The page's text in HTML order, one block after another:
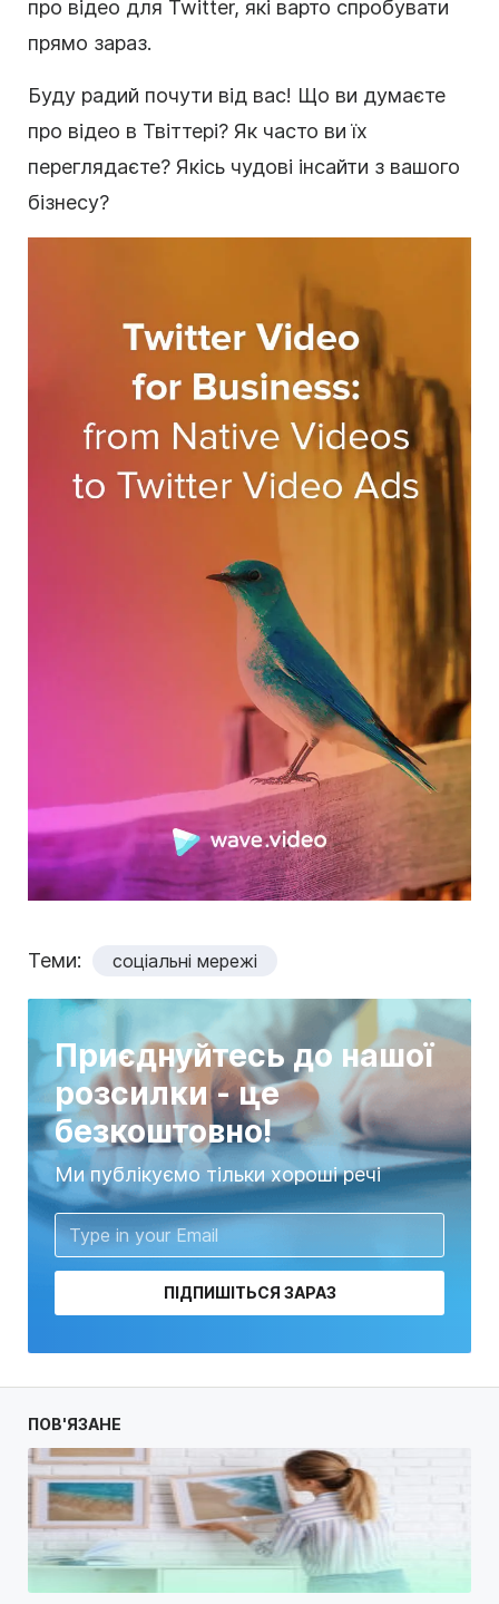
про відео для Twitter, які варто спробувати
прямо зараз.
Буду радий почути від вас! Що ви думаєте
про відео в Твіттері? Як часто ви їх
переглядаєте? Якісь чудові інсайти з вашого
бізнесу?
Теми: соціальні мережі
Приєднуйтесь до нашої
розсилки - це
безкоштовно!
Ми публікуємо тільки хороші речі
ПІДПИШІТЬСЯ ЗАРАЗ
ПОВ'ЯЗАНЕ